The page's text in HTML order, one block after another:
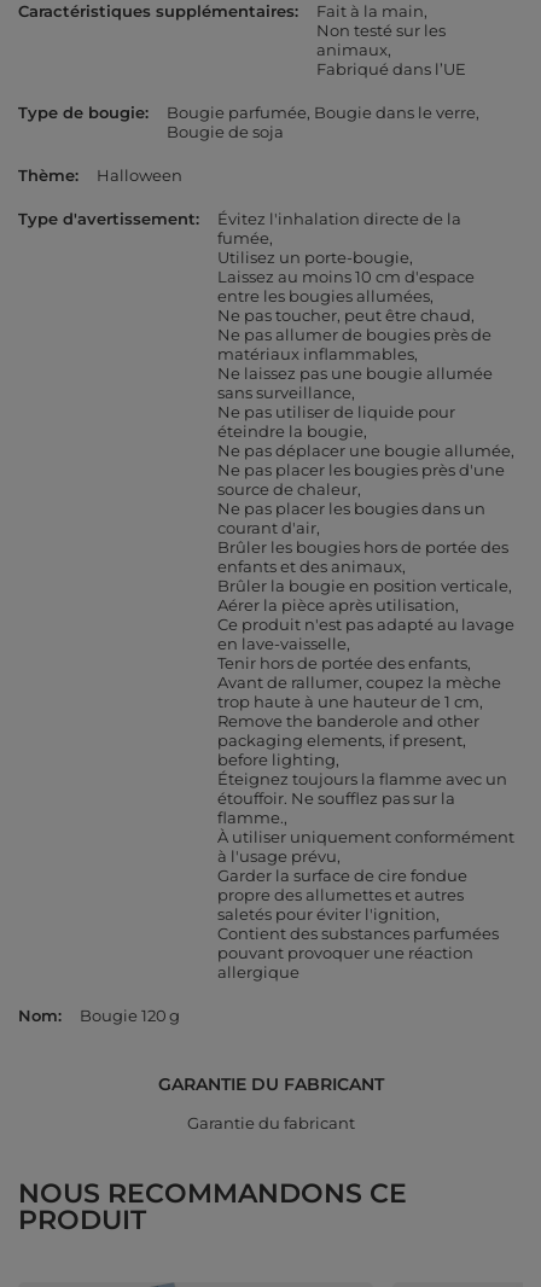
Caractéristiques supplémentaires
Fait à la main
Non testé sur les
animaux
Fabriqué dans l’UE
Type de bougie Bougie parfumée Bougie dans le verre
Bougie de soja
Thème Halloween
Type d'avertissement
Évitez l'inhalation directe de la
fumée
Utilisez un porte-bougie
Laissez au moins 10 cm d'espace
entre les bougies allumées
Ne pas toucher, peut être chaud
Ne pas allumer de bougies près de
matériaux inflammables
Ne laissez pas une bougie allumée
sans surveillance
Ne pas utiliser de liquide pour
éteindre la bougie
Ne pas déplacer une bougie allumée
Ne pas placer les bougies près d'une
source de chaleur
Ne pas placer les bougies dans un
courant d'air
Brûler les bougies hors de portée des
enfants et des animaux
Brûler la bougie en position verticale
Aérer la pièce après utilisation
Ce produit n'est pas adapté au lavage
en lave-vaisselle
Tenir hors de portée des enfants
Avant de rallumer, coupez la mèche
trop haute à une hauteur de 1 cm
Remove the banderole and other
packaging elements, if present,
before lighting
Éteignez toujours la flamme avec un
étouffoir. Ne soufflez pas sur la
flamme.
À utiliser uniquement conformément
à l'usage prévu
Garder la surface de cire fondue
propre des allumettes et autres
saletés pour éviter l'ignition
Contient des substances parfumées
pouvant provoquer une réaction
allergique
Nom Bougie 120 g
GARANTIE DU FABRICANT
Garantie du fabricant
NOUS RECOMMANDONS CE
PRODUIT